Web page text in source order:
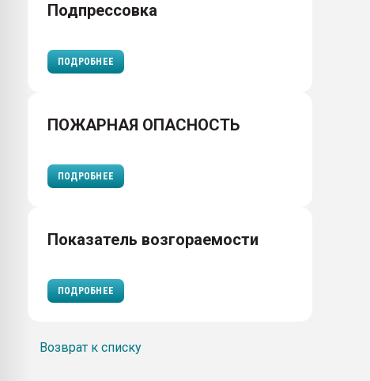
Подпрессовка
ПОДРОБНЕЕ
ПОЖАРНАЯ ОПАСНОСТЬ
ПОДРОБНЕЕ
Показатель возгораемости
ПОДРОБНЕЕ
Возврат к списку